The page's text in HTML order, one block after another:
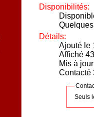
Disponibilités:
Détails:
Ajouté le
Affiché
Mis à
Contacté
Seuls